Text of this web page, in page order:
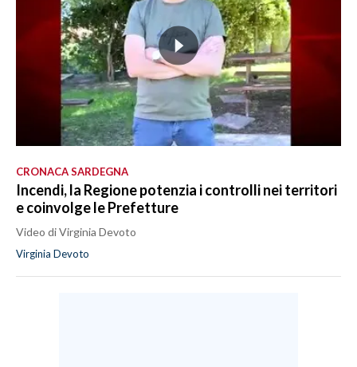
CRONACA SARDEGNA
Incendi, la Regione potenzia i controlli nei territori
e coinvolge le Prefetture
Video di Virginia Devoto
Virginia Devoto